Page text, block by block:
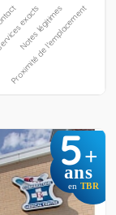
5+
ans
en TBR